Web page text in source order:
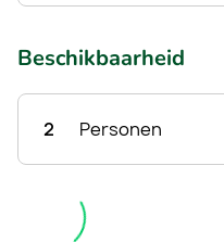
Beschikbaarheid
2 Personen